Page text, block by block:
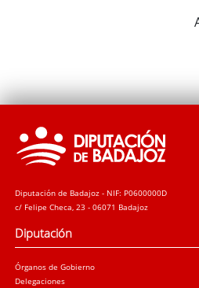
Diputación de Badajoz - NIF: P0600000D
c/ Felipe Checa, 23 - 06071 Badajoz
Diputación
Órganos de Gobierno
Delegaciones